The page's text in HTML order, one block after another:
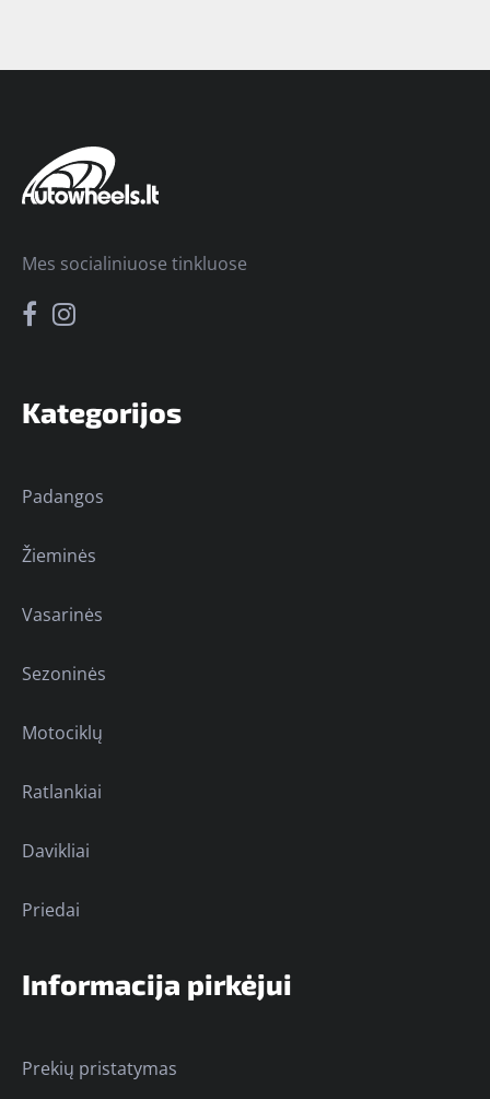
Kategorijos
Padangos
Žieminės
Vasarinės
Sezoninės
Motociklų
Ratlankiai
Davikliai
Priedai
Informacija pirkėjui
Prekių pristatymas
Mes socialiniuose tinkluose